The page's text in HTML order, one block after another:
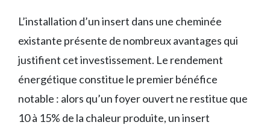
L’installation d’un insert dans une cheminée
existante présente de nombreux avantages qui
justifient cet investissement. Le rendement
énergétique constitue le premier bénéfice
notable : alors qu’un foyer ouvert ne restitue que
10 à 15% de la chaleur produite, un insert